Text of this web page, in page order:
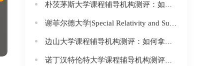
朴茨茅斯大学课程辅导机构测评：如何拿下“海滨名校”的高强度学业？
谢菲尔德大学|Special Relativity and Subatomic Physics|PHY21004课程辅导
边山大学课程辅导机构测评：如何拿下“全英满意度领先名校”的高强度学业？
诺丁汉特伦特大学课程辅导机构测评：如何拿下“全英就业率第一”的高强度学业？